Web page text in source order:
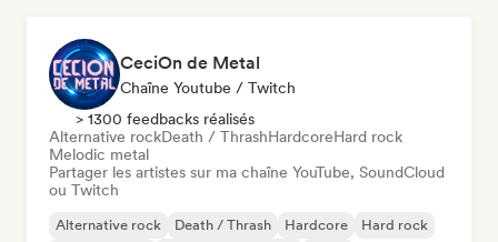
CeciOn de Metal
Chaîne Youtube / Twitch
> 1300 feedbacks réalisés
Alternative rockDeath / ThrashHardcoreHard rock
Melodic metal
Partager les artistes sur ma chaîne YouTube, SoundCloud
ou Twitch
Alternative rock Death / Thrash Hardcore
Hard rock